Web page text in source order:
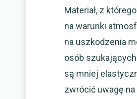
Materiał, z
na warunki
na uszkodzenia
osób
są mniej
zwrócić uwagę